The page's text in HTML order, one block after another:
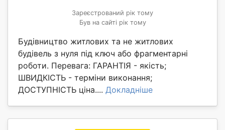
Зареєстрований рік тому
Був на сайті рік тому
Будівництво житлових та не житлових
будівель з нуля під ключ або фрагментарні
роботи. Перевага: ГАРАНТІЯ - якість;
ШВИДКІСТЬ - терміни виконання;
ДОСТУПНІСТЬ ціна.... Докладніше